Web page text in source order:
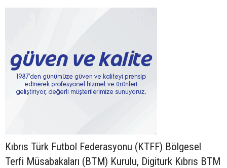
Kıbrıs Türk Futbol Federasyonu (KTFF) Bölgesel
Terfi Müsabakaları (BTM) Kurulu, Digiturk Kıbrıs BTM